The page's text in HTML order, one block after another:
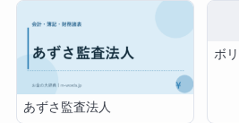
あずさ監査法人
ボ